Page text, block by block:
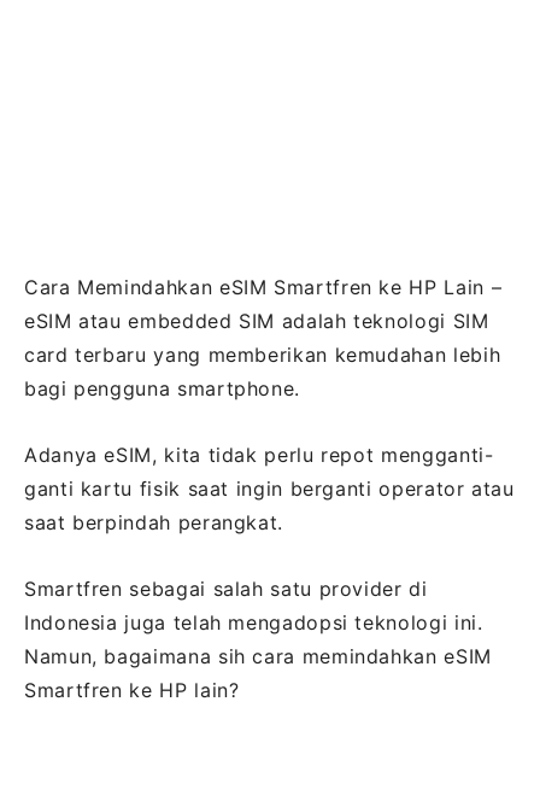
Cara Memindahkan eSIM Smartfren ke HP Lain –
eSIM atau embedded SIM adalah teknologi SIM
card terbaru yang memberikan kemudahan lebih
bagi pengguna smartphone.
Adanya eSIM, kita tidak perlu repot mengganti-
ganti kartu fisik saat ingin berganti operator atau
saat berpindah perangkat.
Smartfren sebagai salah satu provider di
Indonesia juga telah mengadopsi teknologi ini.
Namun, bagaimana sih cara memindahkan eSIM
Smartfren ke HP lain?